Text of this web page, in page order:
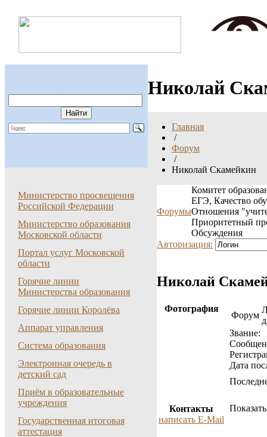
Николай
Главная
/
Форум
/
Николай Скамейкин
Министерство просвещения
Российской Федерации
Министерство образования
Московской области
Портал услуг Московской
области
Горячие линии
Министерства образования
Горячие линии Королёва
Аппарат управления
Система образования
Электронная очередь в
детский сад
Приём в образовательные
учреждения
Государственная итоговая
аттестация
Форумы
Комитет
ЕГЭ, Качество
Отношения
Приоритетный
Обсуждения
Авторизация:
Николай
Фотография
Контакты
написать E-Mail
Форум
Звание:
Дата